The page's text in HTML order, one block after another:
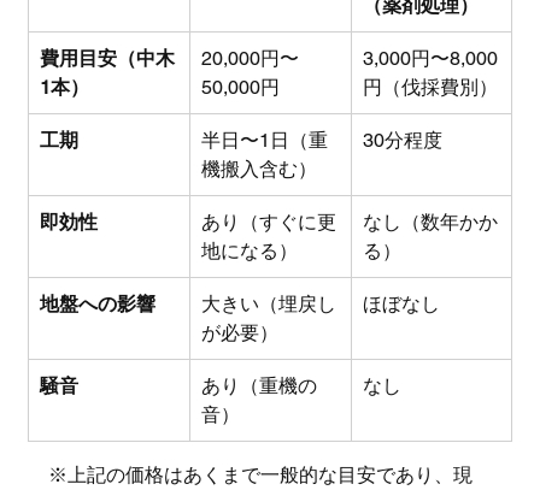
（薬剤処理）
費用目安（中木
1本）
20,000円〜
50,000円
3,000円〜8,000
円（伐採費別）
工期
半日〜1日（重
機搬入含む）
30分程度
即効性
あり（すぐに更
地になる）
なし（数年かか
る）
地盤への影響
大きい（埋戻し
が必要）
ほぼなし
騒音
あり（重機の
音）
なし
※上記の価格はあくまで一般的な目安であり、現